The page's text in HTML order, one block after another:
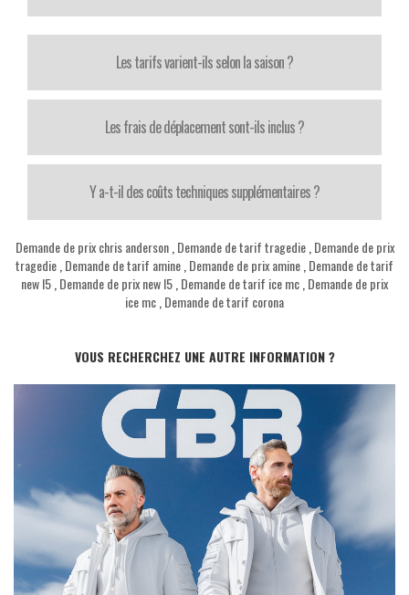
Les tarifs varient-ils selon la saison ?
Les frais de déplacement sont-ils inclus ?
Y a-t-il des coûts techniques supplémentaires ?
Demande de prix chris anderson, Demande de tarif tragedie, Demande de prix
tragedie Demande de tarif amine Demande de prix amine Demande de tarif
new l5 Demande de prix new l5 Demande de tarif ice mc Demande de prix
ice mc Demande de tarif corona
VOUS RECHERCHEZ UNE AUTRE INFORMATION ?